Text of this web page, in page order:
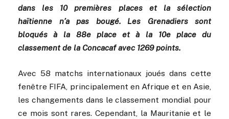
dans les 10 premières places et la sélection
haïtienne n’a pas bougé. Les Grenadiers sont
bloqués à la 88e place et à la 10e place du
classement de la Concacaf avec 1269 points.
Avec 58 matchs internationaux joués dans cette
fenêtre FIFA, principalement en Afrique et en Asie,
les changements dans le classement mondial pour
ce mois sont rares. Cependant, la Mauritanie et le